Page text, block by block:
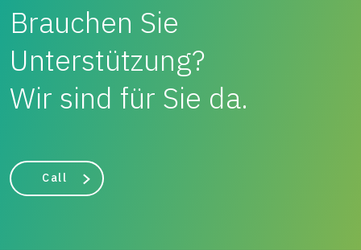
Brauchen Sie
Unterstützung?
Wir sind für Sie da.
Call